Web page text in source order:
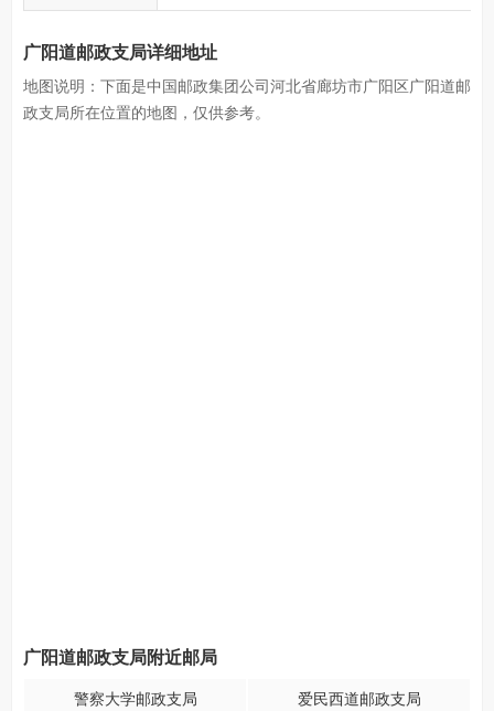
广阳道邮政支局详细地址
地图说明：下面是中国邮政集团公司河北省廊坊市广阳区广阳道邮
政支局所在位置的地图，仅供参考。
广阳道邮政支局附近邮局
警察大学邮政支局 爱民西道邮政支局